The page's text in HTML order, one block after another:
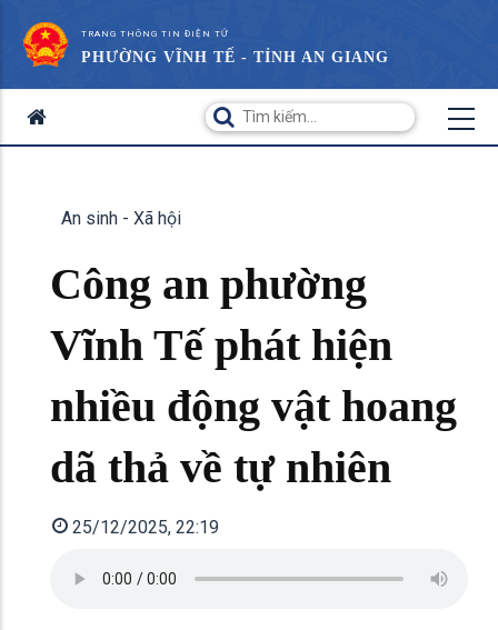
TRANG THÔNG TIN ĐIỆN TỬ
PHƯỜNG VĨNH TẾ - TỈNH AN GIANG
An sinh - Xã hội
Công an phường
Vĩnh Tế phát hiện
nhiều động vật hoang
dã thả về tự nhiên
25/12/2025, 22:19